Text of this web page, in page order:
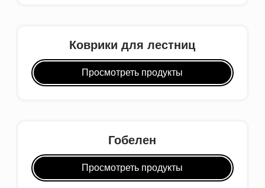
Коврики для лестниц
Просмотреть продукты
Гобелен
Просмотреть продукты